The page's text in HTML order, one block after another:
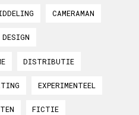
CAMERAMAN
DISTRIBUTIE
EXPERIMENTEEL
FICTIE